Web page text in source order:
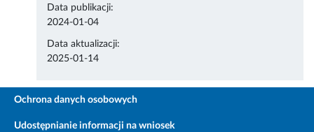
Data publikacji:
2024-01-04
Data aktualizacji:
2025-01-14
Ochrona danych osobowych
Udostępnianie informacji na wniosek